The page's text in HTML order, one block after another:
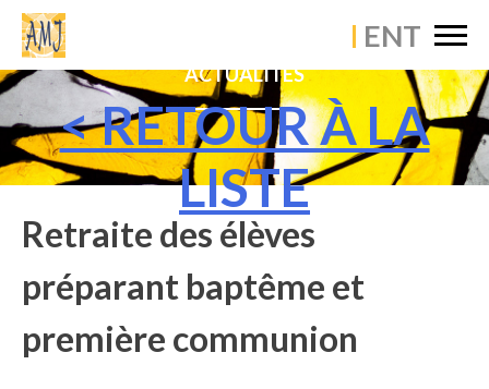
ACTUALITÉS
< RETOUR À LA
LISTE
×
ÉTABLISSEMENT
VIE PASTORALE
VIE PÉDAGOGIQUE
VIE SCOLAIRE
ACTUALITÉS
CONTACT
Retraite des élèves
préparant baptême et
première communion